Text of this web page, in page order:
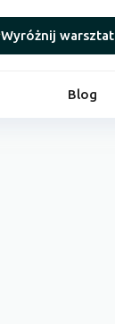
Wyróżnij warsztat
Blog